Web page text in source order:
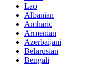
Lao
Albanian
Amharic
Armenian
Azerbaijani
Belarusian
Bengali